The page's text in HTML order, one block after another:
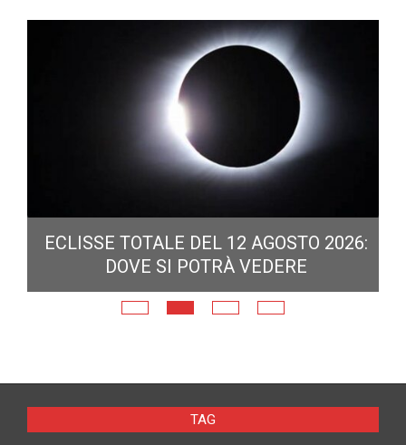
ECLISSE TOTALE DEL 12 AGOSTO 2026:
DOVE SI POTRÀ VEDERE
TAG